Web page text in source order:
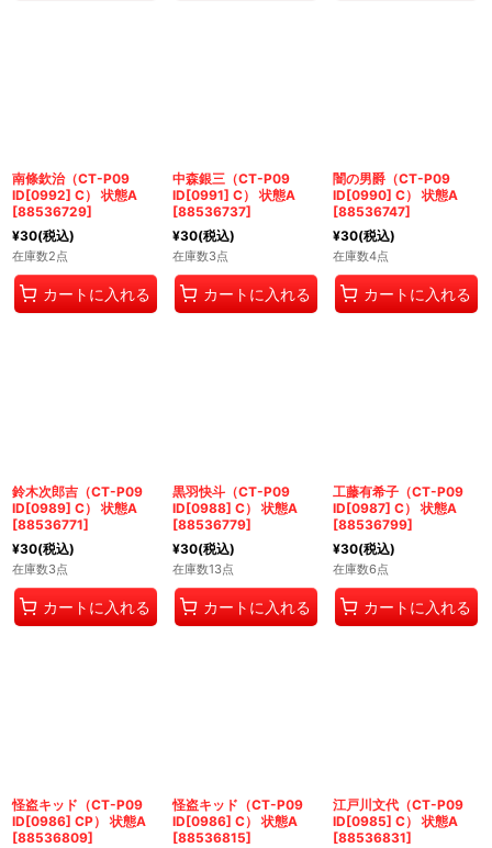
南條欽治（CT-P09
ID[0992] C） 状態A
[88536729]
¥30(税込)
在庫数2点
カートに入れる
中森銀三（CT-P09
ID[0991] C） 状態A
[88536737]
¥30(税込)
在庫数3点
カートに入れる
闇の男爵（CT-P09
ID[0990] C） 状態A
[88536747]
¥30(税込)
在庫数4点
カートに入れる
鈴木次郎吉（CT-P09
ID[0989] C） 状態A
[88536771]
¥30(税込)
在庫数3点
カートに入れる
黒羽快斗（CT-P09
ID[0988] C） 状態A
[88536779]
¥30(税込)
在庫数13点
カートに入れる
工藤有希子（CT-P09
ID[0987] C） 状態A
[88536799]
¥30(税込)
在庫数6点
カートに入れる
怪盗キッド（CT-P09
ID[0986] CP） 状態A
[88536809]
怪盗キッド（CT-P09
ID[0986] C） 状態A
[88536815]
江戸川文代（CT-P09
ID[0985] C） 状態A
[88536831]